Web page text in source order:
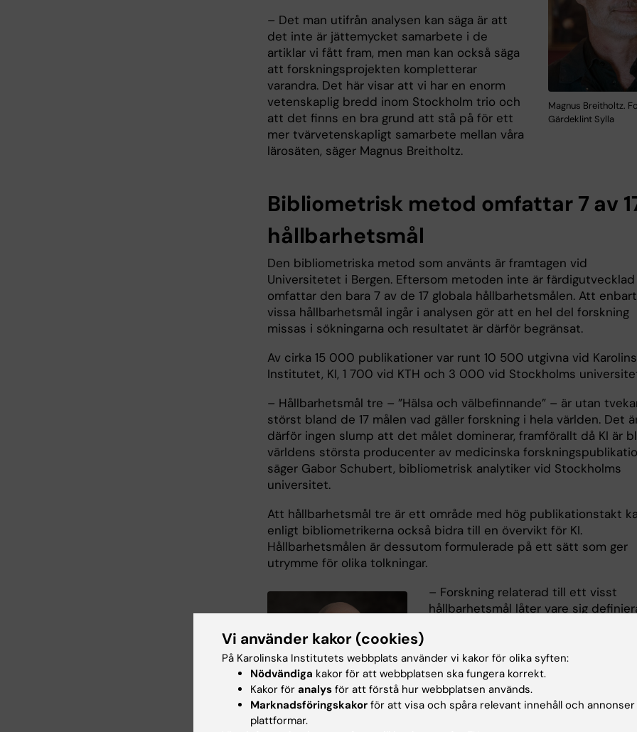
Magnus Breitholtz.
Gärdeklint Sylla
– Det man utifrån analysen kan säga är att
det inte är jättemycket samarbete i de
artiklar vi fått fram, men man kan också säga
att forskningsprojekten kompletterar
varandra. Det här visar att vi har en enorm
vetenskaplig bredd inom Stockholm trio och
att det finns en bra grund att stå på för ett
mer tvärvetenskapligt samarbete mellan våra
lärosäten, säger Magnus Breitholtz.
Bibliometrisk metod omfattar 7 av
hållbarhetsmål
Den bibliometriska metod som använts är framtagen vid
Universitetet i Bergen. Eftersom metoden inte är färdigutvecklad
omfattar den bara 7 av de 17 globala hållbarhetsmålen. Att enbart
vissa hållbarhetsmål ingår i analysen gör att en hel del forskning
missas i sökningarna och resultatet är därför begränsat.
Av cirka 15 000 publikationer var runt 10 500 utgivna vid
Institutet, KI, 1 700 vid KTH och 3 000 vid Stockholms
– Hållbarhetsmål tre – ”Hälsa och välbefinnande” – är utan
störst bland de 17 målen vad gäller forskning i hela världen. Det
därför ingen slump att det målet dominerar, framförallt då KI är
världens största producenter av medicinska
säger Gabor Schubert, bibliometrisk analytiker vid Stockholms
universitet.
Att hållbarhetsmål tre är ett område med hög publikationstakt
enligt bibliometrikerna också bidra till en övervikt för KI.
Hållbarhetsmålen är dessutom formulerade på ett sätt som ger
utrymme för olika tolkningar.
– Forskning relaterad till ett visst
hållbarhetsmål låter vare sig
hur man sedan operationaliserar
kan resultatet av en analys skilja sig
avsevärt, sägerPeter Bjurström
bibliometrisk analytiker vid KI.
Vi använder kakor (cookies)
På Karolinska Institutets webbplats använder vi kakor för olika syften:
Nödvändiga kakor för att webbplatsen ska fungera korrekt.
Kakor för analys för att förstå hur webbplatsen används.
Marknadsföringskakor för att visa och spåra relevant innehåll och
plattformar.